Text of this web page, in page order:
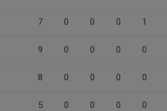
7 0 0 0 1
9 0 0 0 0
8 0 0 0 0
5 0 0 0 0